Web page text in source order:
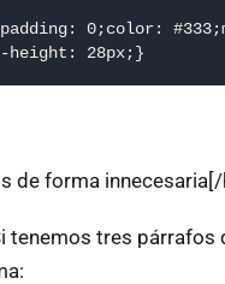
0;color:
28px;}
de forma innecesaria[/
tenemos tres